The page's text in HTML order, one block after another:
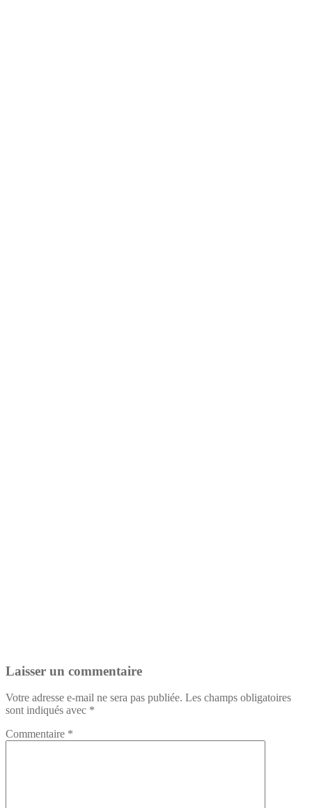
Laisser un commentaire
Votre adresse e-mail ne sera pas publiée. Les champs obligatoires
sont indiqués avec *
Commentaire *